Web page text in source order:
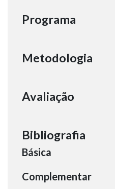
Programa
Metodologia
Avaliação
Bibliografia
Básica
Complementar